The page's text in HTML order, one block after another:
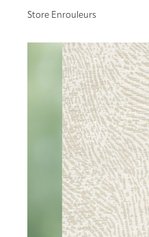
Store Enrouleurs